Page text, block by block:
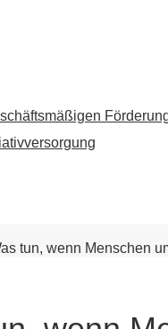
tun, wenn Menschen